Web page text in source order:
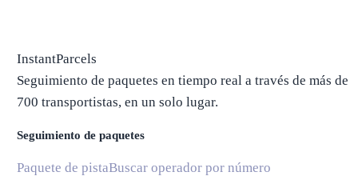
InstantParcels
Seguimiento de paquetes en tiempo real a través de más de
700 transportistas, en un solo lugar.
Seguimiento de paquetes
Paquete de pistaBuscar operador por número